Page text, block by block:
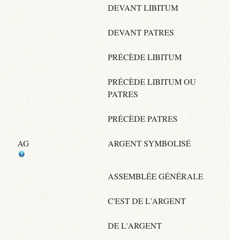
DEVANT LIBITUM
DEVANT PATRES
PRÉCÈDE LIBITUM
PRÉCÈDE LIBITUM OU
PATRES
PRÉCÈDE PATRES
AG ARGENT SYMBOLISÉ
ASSEMBLÉE GÉNÉRALE
C'EST DE L'ARGENT
DE L'ARGENT